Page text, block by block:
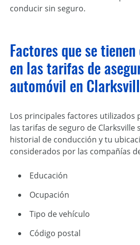
conducir sin seguro.
Factores que se
en las tarifas de
automóvil en
Los principales factores utilizados
las tarifas de seguro de Clarksville
historial de conducción y tu
considerados por las compañías
Educación
Ocupación
Tipo de vehículo
Código postal